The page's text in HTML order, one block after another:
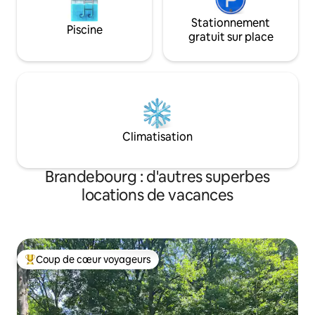
Piscine
Stationnement
gratuit sur place
Climatisation
Brandebourg : d'autres superbes
locations de vacances
Coups de cœur voyageurs les plus appréciés
Coup de cœur voyageurs